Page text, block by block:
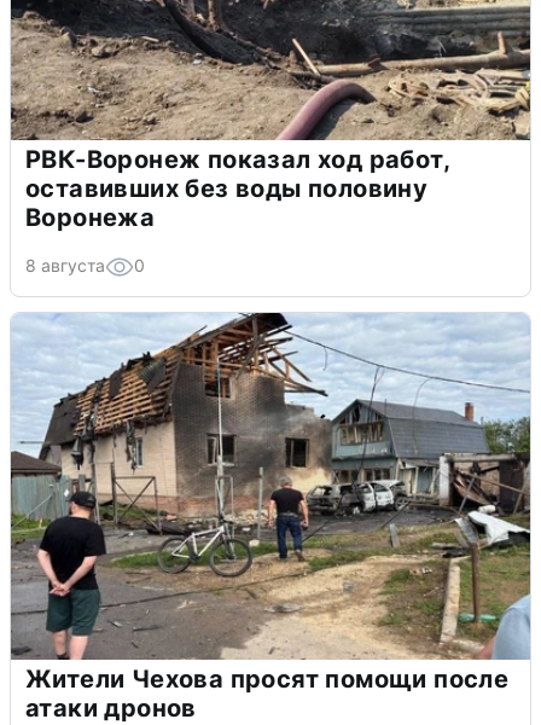
РВК-Воронеж показал ход работ,
оставивших без воды половину
Воронежа
8 августа 0
Жители Чехова просят помощи после
атаки дронов